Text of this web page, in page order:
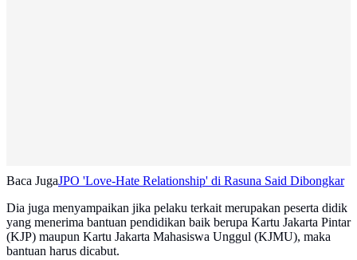
Baca JugaJPO 'Love-Hate Relationship' di Rasuna Said Dibongkar
Dia juga menyampaikan jika pelaku terkait merupakan peserta didik
yang menerima bantuan pendidikan baik berupa Kartu Jakarta Pintar
(KJP) maupun Kartu Jakarta Mahasiswa Unggul (KJMU), maka
bantuan harus dicabut.